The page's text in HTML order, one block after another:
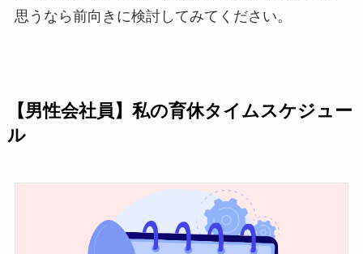
思うなら前向きに検討してみてください。
【男性会社員】私の育休タイムスケジュー
ル